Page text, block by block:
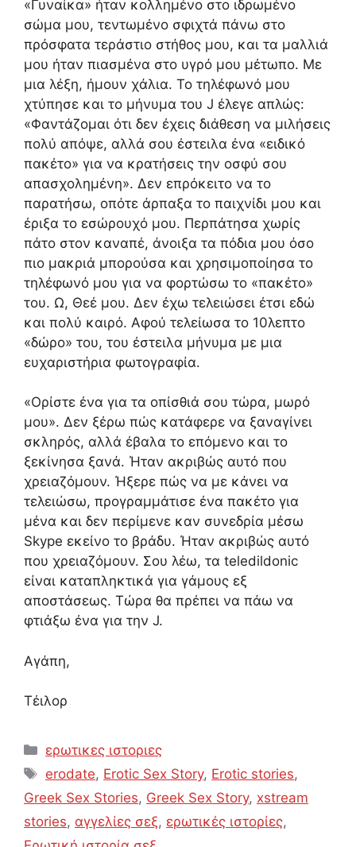
«Γυναίκα» ήταν κολλημένο στο ιδρωμένο
σώμα μου, τεντωμένο σφιχτά πάνω στο
πρόσφατα τεράστιο στήθος μου, και τα μαλλιά
μου ήταν πιασμένα στο υγρό μου μέτωπο. Με
μια λέξη, ήμουν χάλια. Το τηλέφωνό μου
χτύπησε και το μήνυμα του J έλεγε απλώς:
«Φαντάζομαι ότι δεν έχεις διάθεση να μιλήσεις
πολύ απόψε, αλλά σου έστειλα ένα «ειδικό
πακέτο» για να κρατήσεις την οσφύ σου
απασχολημένη». Δεν επρόκειτο να το
παρατήσω, οπότε άρπαξα το παιχνίδι μου και
έριξα το εσώρουχό μου. Περπάτησα χωρίς
πάτο στον καναπέ, άνοιξα τα πόδια μου όσο
πιο μακριά μπορούσα και χρησιμοποίησα το
τηλέφωνό μου για να φορτώσω το «πακέτο»
του. Ω, Θεέ μου. Δεν έχω τελειώσει έτσι εδώ
και πολύ καιρό. Αφού τελείωσα το 10λεπτο
«δώρο» του, του έστειλα μήνυμα με μια
ευχαριστήρια φωτογραφία.
«Ορίστε ένα για τα οπίσθιά σου τώρα, μωρό
μου». Δεν ξέρω πώς κατάφερε να ξαναγίνει
σκληρός, αλλά έβαλα το επόμενο και το
ξεκίνησα ξανά. Ήταν ακριβώς αυτό που
χρειαζόμουν. Ήξερε πώς να με κάνει να
τελειώσω, προγραμμάτισε ένα πακέτο για
μένα και δεν περίμενε καν συνεδρία μέσω
Skype εκείνο το βράδυ. Ήταν ακριβώς αυτό
που χρειαζόμουν. Σου λέω, τα teledildonic
είναι καταπληκτικά για γάμους εξ
αποστάσεως. Τώρα θα πρέπει να πάω να
φτιάξω ένα για την J.
Αγάπη,
Τέιλορ
Categories
ερωτικες ιστοριες
Tags
erodate, Erotic Sex Story, Erotic stories,
Greek Sex Stories, Greek Sex Story, xstream
stories, αγγελίες σεξ, ερωτικές ιστορίες,